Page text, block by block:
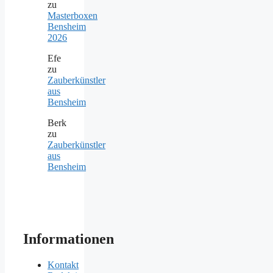
zu
Masterboxen
Bensheim
2026
Efe
zu
Zauberkünstler
aus
Bensheim
Berk
zu
Zauberkünstler
aus
Bensheim
Informationen
Kontakt